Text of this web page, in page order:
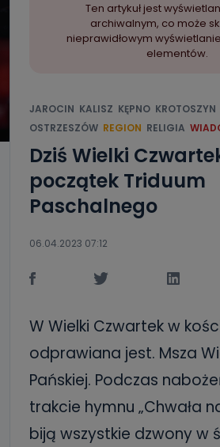
Ten artykuł jest
archiwalnym, co może
nieprawidłowym
elementów.
JAROCIN KALISZ KĘPNO KROTOSZYN
OSTRZESZÓW REGION RELIGIA
Dziś Wielki
początek Triduum
Paschalnego
06.04.2023 07:12
W Wielki Czwartek w
odprawiana jest. Msza
Pańskiej. Podczas
trakcie hymnu „Chwała
biją wszystkie dzwony w